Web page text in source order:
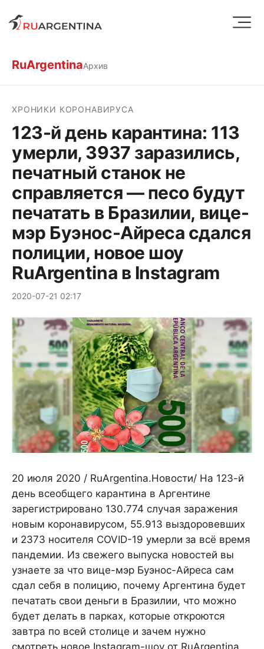
RuArgentinaАрхив
ХРОНИКИ КОРОНАВИРУСА
123-й день карантина: 113
умерли, 3937 заразились,
печатный станок не
справляется — песо будут
печатать в Бразилии, вице-
мэр Буэнос-Айреса сдался
полиции, новое шоу
RuArgentina в Instagram
2020-07-21 02:17
20 июля 2020 / RuArgentina.Новости/ На 123-й
день всеобщего карантина в Аргентине
зарегистрировано 130.774 случая заражения
новым коронавирусом, 55.913 выздоровевших
и 2373 носителя COVID-19 умерли за всё время
пандемии. Из свежего выпуска новостей вы
узнаете за что вице-мэр Буэнос-Айреса сам
сдал себя в полицию, почему Аргентина будет
печатать свои деньги в Бразилии, что можно
будет делать в парках, которые откроются
завтра по всей столице и зачем нужно
смотреть новое Instagram-шоу от RuArgentina